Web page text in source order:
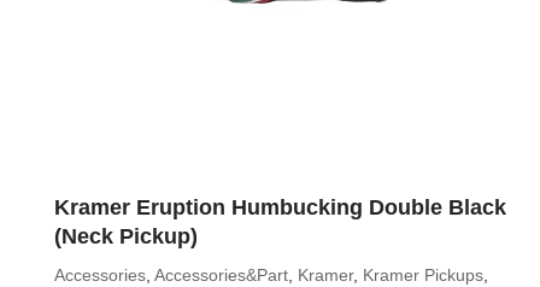
Kramer Eruption Humbucking Double Black
(Neck Pickup)
Accessories, Accessories&Part, Kramer, Kramer Pickups,